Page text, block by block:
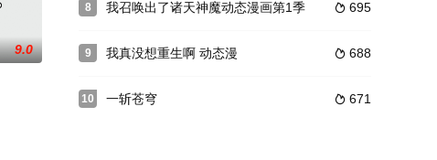
9.0
8  695
我召唤出了诸天神魔动态漫画第1季
9  688
我真没想重生啊 动态漫
10  671
一斩苍穹